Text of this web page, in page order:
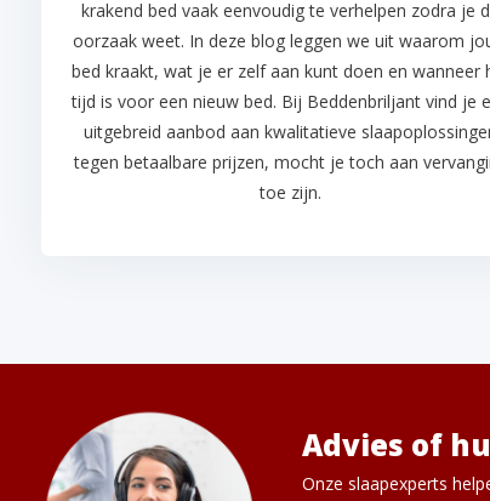
krakend bed vaak eenvoudig te verhelpen zodra je
oorzaak weet. In deze blog leggen we uit waarom
bed kraakt, wat je er zelf aan kunt doen en wanneer
tijd is voor een nieuw bed. Bij Beddenbriljant vind je
uitgebreid aanbod aan kwalitatieve
tegen betaalbare prijzen, mocht je toch aan
toe zijn.
Advies of
Onze slaapexperts